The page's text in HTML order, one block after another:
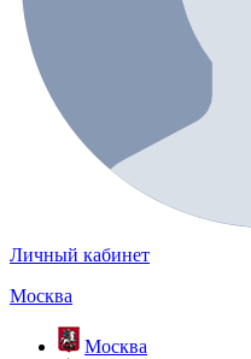
Личный кабинет
Москва
Москва